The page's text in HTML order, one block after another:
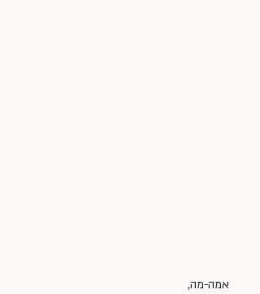
אמה-מה,